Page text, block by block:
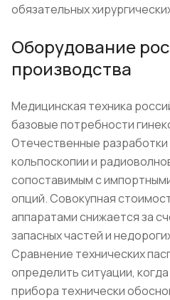
обязательных
Оборудование
производства
Медицинская техника
базовые потребности
Отечественные
кольпоскопии и
сопоставимым с
опций. Совокупная
аппаратами снижается за
запасных частей и
Сравнение технических
определить ситуации,
прибора технически